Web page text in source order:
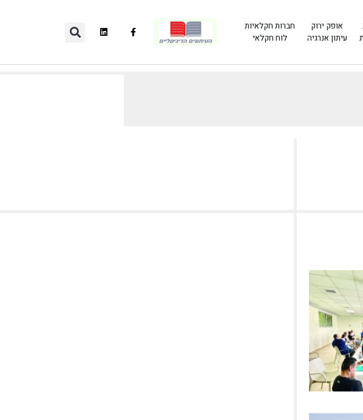
אופק ירוק
עיתון אנרגיה
חברות חקלאיות
לוח חקלאי